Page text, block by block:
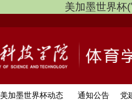
美加墨世界杯
美加墨世界杯动态 通知公告 党